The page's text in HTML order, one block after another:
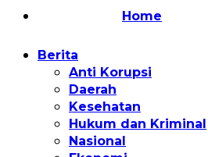
Home
Berita
Anti Korupsi
Daerah
Kesehatan
Hukum dan Kriminal
Nasional